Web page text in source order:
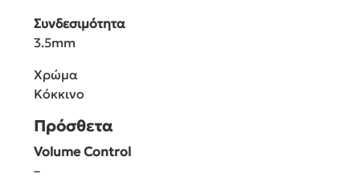
Συνδεσιμότητα
3.5mm
Χρώμα
Κόκκινο
Πρόσθετα
Volume Control
–